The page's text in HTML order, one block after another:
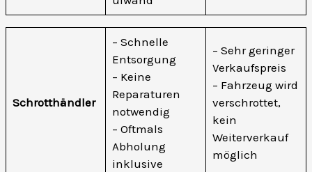
Schrotthändler
– Schnelle
Entsorgung
– Keine
Reparaturen
notwendig
– Oftmals
Abholung
inklusive
– Sehr geringer
Verkaufspreis
– Fahrzeug wird
verschrottet,
kein
Weiterverkauf
möglich